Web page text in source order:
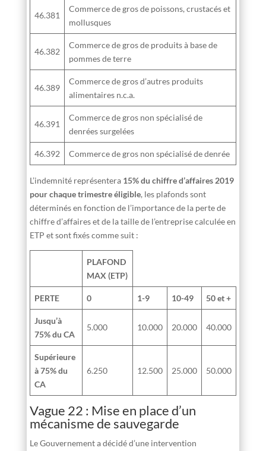
46.381
Commerce de gros de poissons, crustacés et
mollusques
46.382
Commerce de gros de produits à base de
pommes de terre
46.389
Commerce de gros d’autres produits
alimentaires n.c.a.
46.391
Commerce de gros non spécialisé de
denrées surgelées
46.392 Commerce de gros non spécialisé de denrée
L’indemnité représentera 15% du chiffre d’affaires 2019
pour chaque trimestre éligible, les plafonds sont
déterminés en fonction de l’importance de la perte de
chiffre d’affaires et de la taille de l’entreprise calculée en
ETP et sont fixés comme suit :
PLAFOND
MAX (ETP)
PERTE 0 1-9 10-49 50 et +
Jusqu’à
75% du CA
5.000 10.000 20.000 40.000
Supérieure
à 75% du
CA
6.250 12.500 25.000 50.000
Vague 22 : Mise en place d’un
mécanisme de sauvegarde
Le Gouvernement a décidé d’une intervention